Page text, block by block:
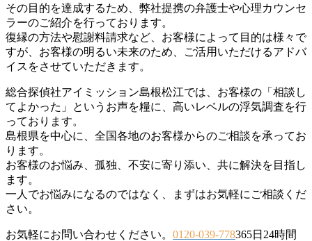
その目的を達成するため、弊社提携の弁護士や心理カウンセ
ラーのご紹介を行っております。
復縁の方法や慰謝料請求など、お客様によって目的は様々で
すが、お客様の明るい未来のため、ご活用いただけるアドバ
イスをさせていただきます。
総合探偵社アイミッション島根松江では、お客様の「相談し
てよかった」というお声を糧に、高いレベルの浮気調査を行
っております。
島根県を中心に、全国各地のお客様からのご相談を承ってお
ります。
お客様のお悩み、孤独、不安に寄り添い、共に解決を目指し
ます。
一人でお悩みになるのではなく、まずはお気軽にご相談くだ
さい。
お気軽にお問い合わせください。 0120-039-778365日24時間